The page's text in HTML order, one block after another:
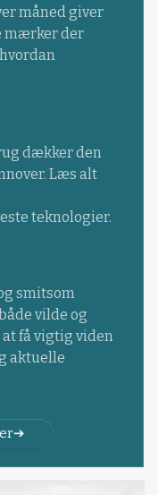
måned giver
mærker der
dækker den
Læs alt
teknologier.
smitsom
vilde og
få vigtig viden
aktuelle